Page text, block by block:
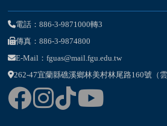
電話：886-3-9871000轉3
傳真：886-3-9874800
E-Mail：fguas@mail.fgu.edu.tw
262-47宜蘭縣礁溪鄉林美村林尾路160號（雲